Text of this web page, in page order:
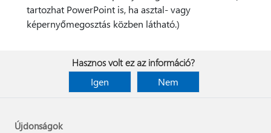
tartozhat PowerPoint is, ha asztal- vagy
képernyőmegosztás közben látható.)
Hasznos volt ez az információ?
Igen
Nem
Újdonságok